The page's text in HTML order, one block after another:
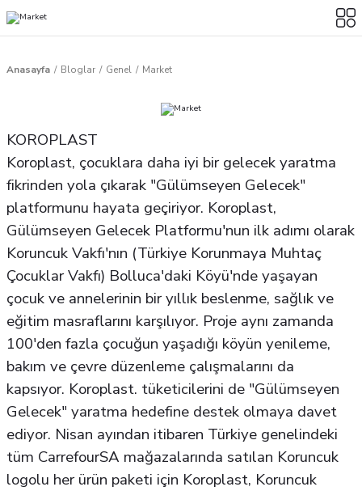
Anasayfa Bloglar Genel Market
KOROPLAST
Koroplast, çocuklara daha iyi bir gelecek yaratma
fikrinden yola çıkarak "Gülümseyen Gelecek"
platformunu hayata geçiriyor. Koroplast,
Gülümseyen Gelecek Platformu'nun ilk adımı olarak
Koruncuk Vakfı'nın (Türkiye Korunmaya Muhtaç
Çocuklar Vakfı) Bolluca'daki Köyü'nde yaşayan
çocuk ve annelerinin bir yıllık beslenme, sağlık ve
eğitim masraflarını karşılıyor. Proje aynı zamanda
100'den fazla çocuğun yaşadığı köyün yenileme,
bakım ve çevre düzenleme çalışmalarını da
kapsıyor. Koroplast. tüketicilerini de "Gülümseyen
Gelecek" yaratma hedefine destek olmaya davet
ediyor. Nisan ayından itibaren Türkiye genelindeki
tüm CarrefourSA mağazalarında satılan Koruncuk
logolu her ürün paketi için Koroplast, Koruncuk